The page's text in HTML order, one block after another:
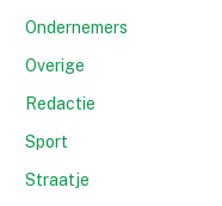
Ondernemers
Overige
Redactie
Sport
Straatje